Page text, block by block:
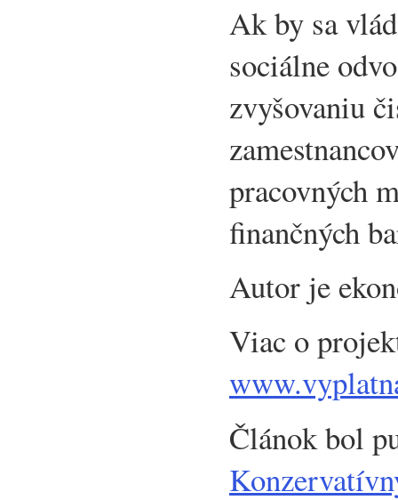
Ak by sa
sociálne
zvyšovaniu
pracovných
finančných
Autor je
Viac o
Článok bol